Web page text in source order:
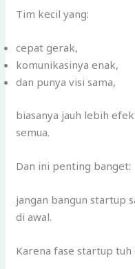
Tim kecil yang:
cepat gerak,
komunikasinya enak,
dan punya visi sama,
biasanya jauh lebih
semua.
Dan ini penting banget:
jangan bangun startup
di awal.
Karena fase startup tuh